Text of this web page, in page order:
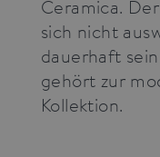
Ceramica.
sich nicht
dauerhaft
gehört zur
Kollektion.